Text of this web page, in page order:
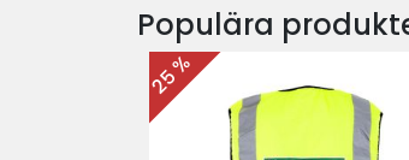
Populära
25 %